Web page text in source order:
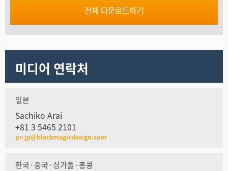
전체 다운로드하기
미디어 연락처
일본
Sachiko Arai
+81 3 5465 2101
pr-jp@blackmagicdesign.com
한국·중국·싱가폴·홍콩